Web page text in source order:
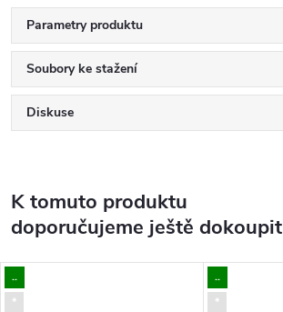
Parametry produktu
Soubory ke stažení
Diskuse
K tomuto produktu
doporučujeme ještě dokoupit
..
*
..
*